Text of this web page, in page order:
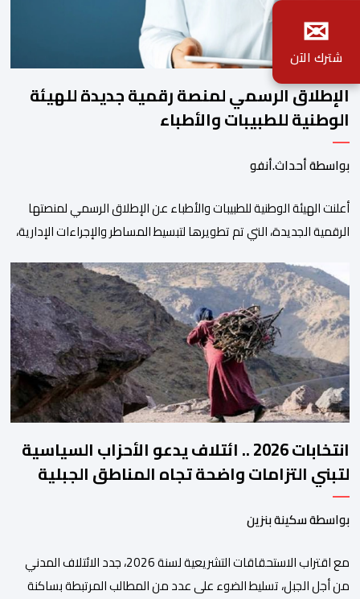
الإطلاق الرسمي لمنصة رقمية جديدة للهيئة
الوطنية للطبيبات والأطباء
بواسطة أحداث.أنفو
أعلنت الهيئة الوطنية للطبيبات والأطباء عن الإطلاق الرسمي لمنصتها
الرقمية الجديدة، التي تم تطويرها لتبسيط المساطر والإجراءات الإدارية،
والمجالس الجهوية للهيئة إلى جانب الهيئة الوطنية. وذكر بلاغ للهيئة أن
هذه المنصة، التي تم إطلاقها في إطار استراتيجيتها الرامية إلى التحديث
والتحول الرقمي، تشكل خطوة مهمة في […]
انتخابات 2026 .. ائتلاف يدعو الأحزاب السياسية
لتبني التزامات واضحة تجاه المناطق الجبلية
بواسطة سكينة بنزين
مع اقتراب الاستحقاقات التشريعية لسنة 2026، جدد الائتلاف المدني
من أجل الجبل، تسليط الضوء على عدد من المطالب المرتبطة بساكنة
✉
شترك الآن